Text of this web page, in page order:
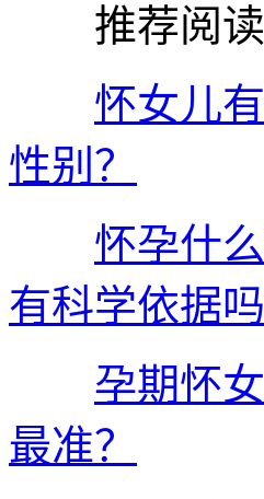
推荐阅读
怀女儿
性别？
怀孕什
有科学依据吗
孕期怀
最准？